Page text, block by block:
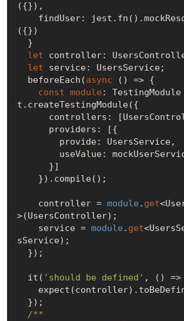
({}),
({})
let controller:
let service: UsersService;
  beforeEach(
async () => {
const module :
t.createTestingModule({
    controller =
module . get
>(UsersController);
    service =
module . get
sService);
  it(
'should be defined' , () =>
/**